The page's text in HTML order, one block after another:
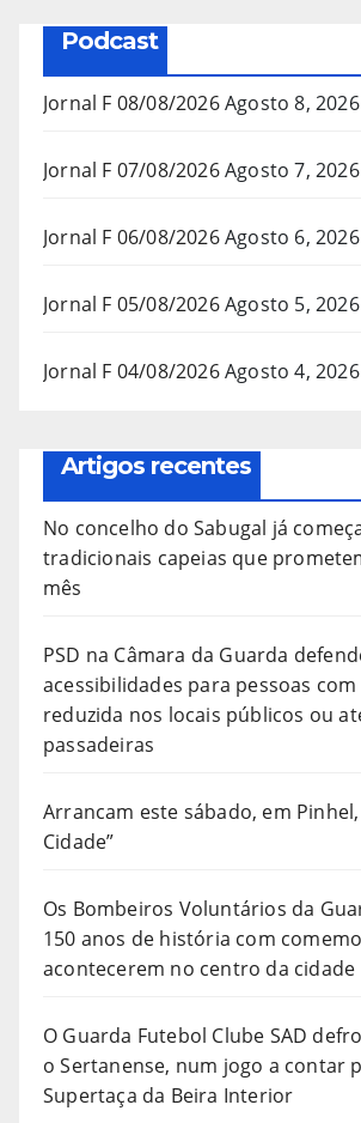
Podcast
Jornal F 08/08/2026Agosto 8, 2026
Jornal F 07/08/2026Agosto 7, 2026
Jornal F 06/08/2026Agosto 6, 2026
Jornal F 05/08/2026Agosto 5, 2026
Jornal F 04/08/2026Agosto 4, 2026
Artigos recentes
No concelho do Sabugal já
tradicionais capeias que
mês
PSD na Câmara da Guarda
acessibilidades para pessoas
reduzida nos locais públicos ou
passadeiras
Arrancam este sábado, em Pinhel,
Cidade”
Os Bombeiros Voluntários da
150 anos de história com
acontecerem no centro da cidade
O Guarda Futebol Clube SAD
o Sertanense, num jogo a contar
Supertaça da Beira Interior